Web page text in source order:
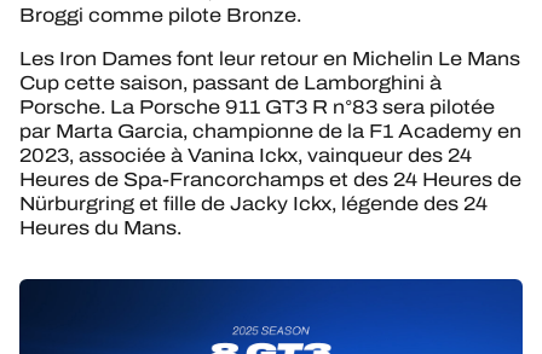
Broggi comme pilote Bronze.
Les Iron Dames font leur retour en Michelin Le Mans
Cup cette saison, passant de Lamborghini à
Porsche. La Porsche 911 GT3 R n°83 sera pilotée
par Marta Garcia, championne de la F1 Academy en
2023, associée à Vanina Ickx, vainqueur des 24
Heures de Spa-Francorchamps et des 24 Heures de
Nürburgring et fille de Jacky Ickx, légende des 24
Heures du Mans.